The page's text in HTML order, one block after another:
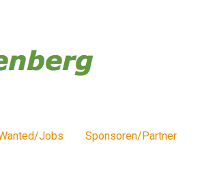
Jobs Sponsoren/Partner